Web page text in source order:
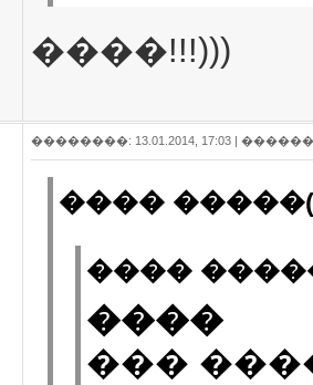
����!!!)))
��������: 13.01.2014, 17:03 |
����
����
����
���